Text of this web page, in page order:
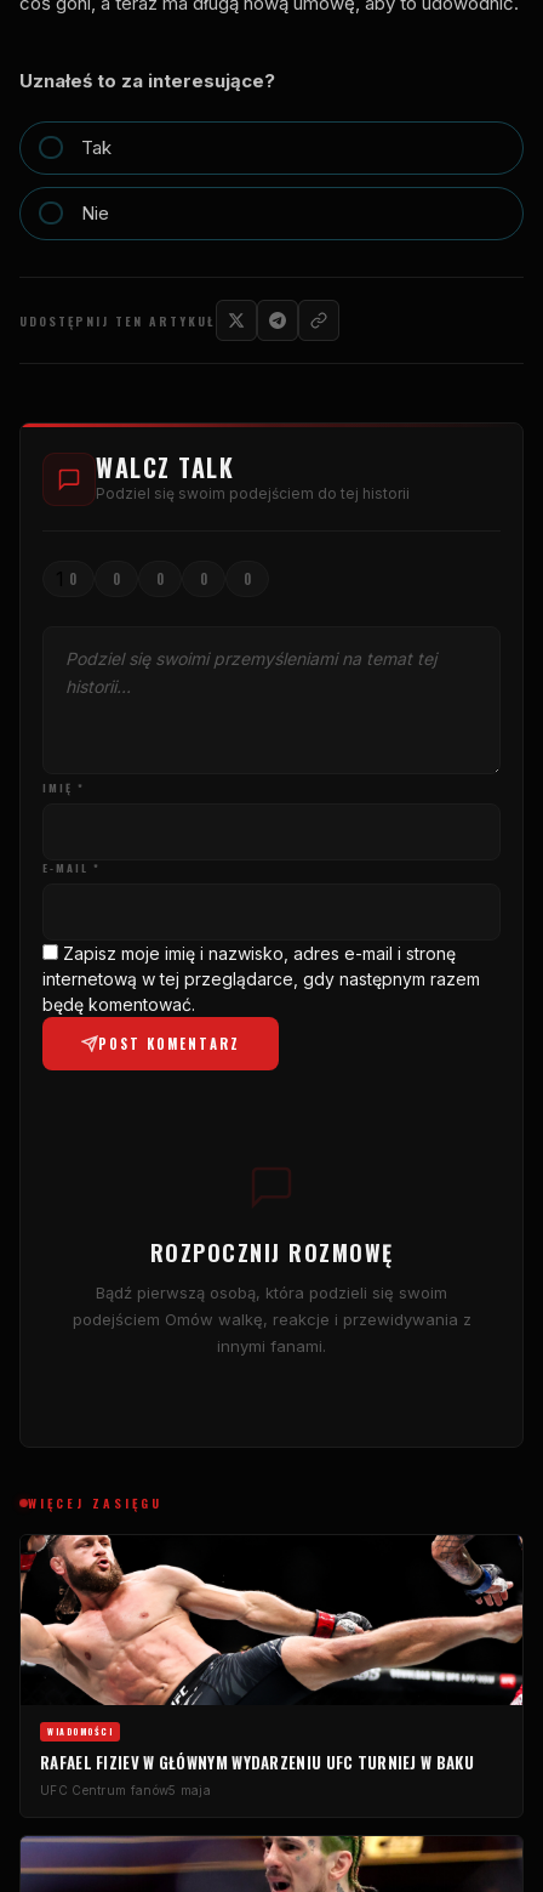
Uznałeś to za interesujące?
Tak
Nie
UDOSTĘPNIJ TEN ARTYKUŁ
WALCZ TALK
Podziel się swoim podejściem do tej historii
0 0 0 0 0
IMIĘ *
E-MAIL *
Zapisz moje imię i nazwisko, adres e-mail i stronę
internetową w tej przeglądarce, gdy następnym razem
będę komentować.
POST KOMENTARZ
ROZPOCZNIJ ROZMOWĘ
Bądź pierwszą osobą, która podzieli się swoim
podejściem Omów walkę, reakcje i przewidywania z
innymi fanami.
WIĘCEJ ZASIĘGU
WIADOMOŚCI
RAFAEL FIZIEV W GŁÓWNYM WYDARZENIU UFC TURNIEJ W BAKU
UFC Centrum fanów5 maja